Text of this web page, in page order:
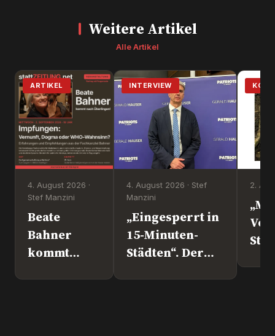
Weitere Artikel
Alle Artikel
ARTIKEL
4. August 2026 ·
Stef Manzini
Beate
Bahner
kommt
INTERVIEW
4. August 2026 · Stef
Manzini
„Eingesperrt in
15-Minuten-
Städten“. Der
2.
Steht